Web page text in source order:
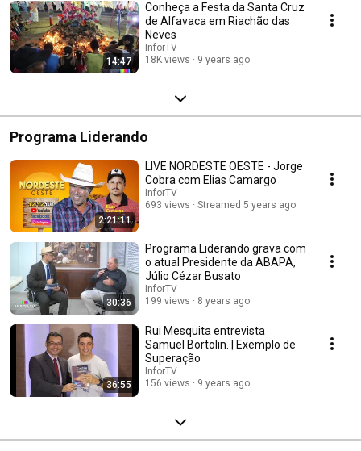
14:47
Conheça a Festa da Santa Cruz
de Alfavaca em Riachão das
Neves
InforTV
18K views
9 years ago
Programa Liderando
2:21:11
LIVE NORDESTE OESTE - Jorge
Cobra com Elias Camargo
InforTV
693 views
Streamed 5 years ago
30:36
Programa Liderando grava com
o atual Presidente da ABAPA,
Júlio Cézar Busato
InforTV
199 views
8 years ago
36:55
Rui Mesquita entrevista
Samuel Bortolin. | Exemplo de
Superação
InforTV
156 views
9 years ago